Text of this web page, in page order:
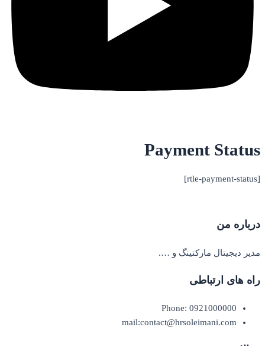
Payment Status
[rtle-payment-status]
درباره من
مدیر دیجیتال مارکتینگ و ….
راه های ارتباطی
Phone: 0921000000
mail:contact@hrsoleimani.com